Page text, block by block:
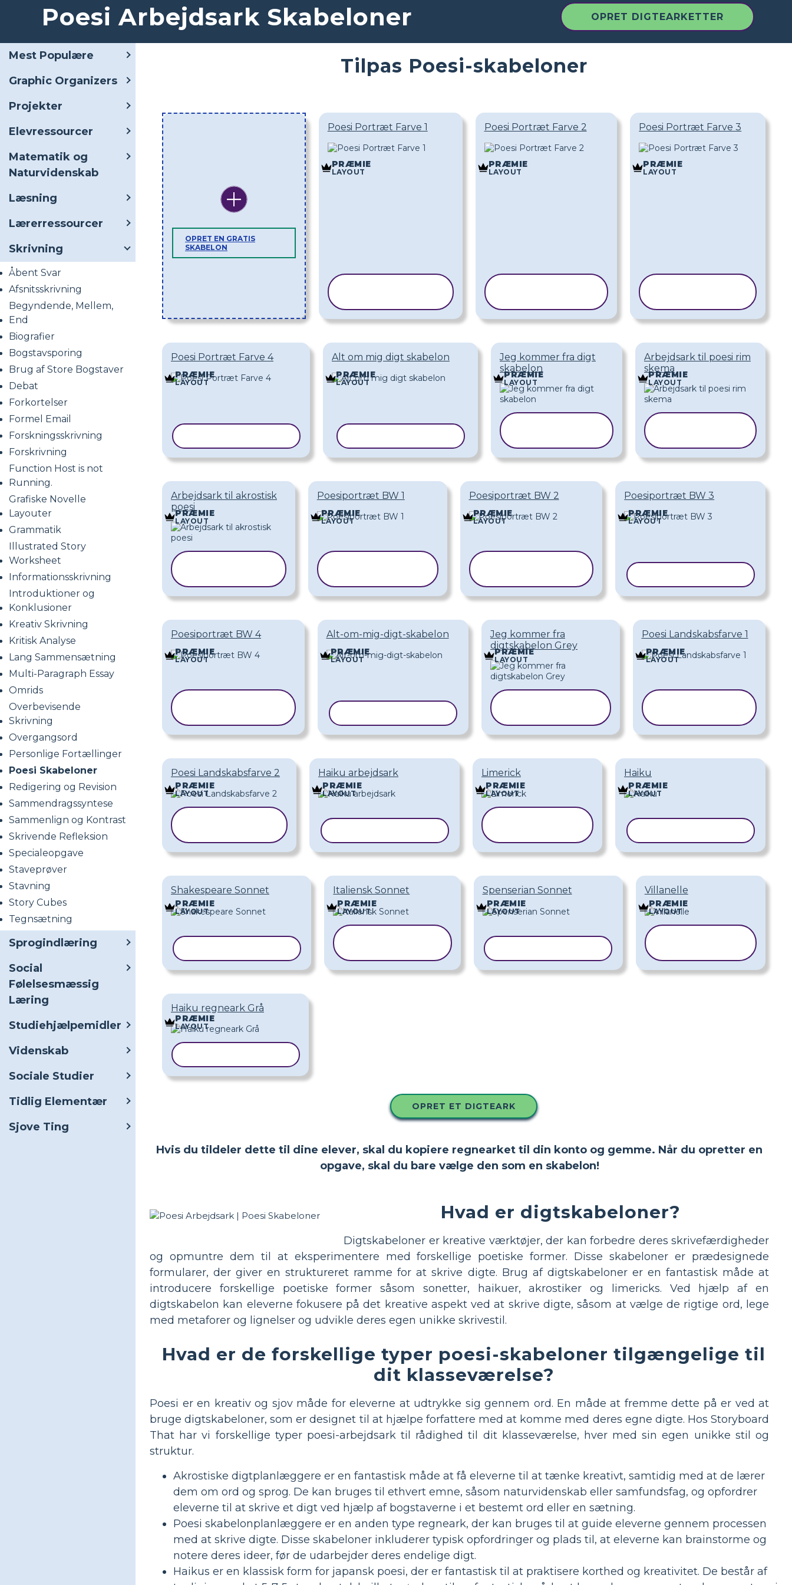
Poesi Arbejdsark Skabeloner OPRET DIGTEARKETTER
Mest Populære
Graphic Organizers
Projekter
Elevressourcer
Matematik og
Naturvidenskab
Læsning
Lærerressourcer
Skrivning
Åbent Svar
Afsnitsskrivning
Begyndende, Mellem,
End
Biografier
Bogstavsporing
Brug af Store Bogstaver
Debat
Forkortelser
Formel Email
Forskningsskrivning
Forskrivning
Function Host is not
Running.
Grafiske Novelle
Layouter
Grammatik
Illustrated Story
Worksheet
Informationsskrivning
Introduktioner og
Konklusioner
Kreativ Skrivning
Kritisk Analyse
Lang Sammensætning
Multi-Paragraph Essay
Omrids
Overbevisende
Skrivning
Overgangsord
Personlige Fortællinger
Poesi Skabeloner
Redigering og Revision
Sammendragssyntese
Sammenlign og Kontrast
Skrivende Refleksion
Specialeopgave
Staveprøver
Stavning
Story Cubes
Tegnsætning
Sprogindlæring
Social
Følelsesmæssig
Læring
Studiehjælpemidler
Videnskab
Sociale Studier
Tidlig Elementær
Sjove Ting
Tilpas Poesi-skabeloner
OPRET EN GRATIS
SKABELON
Poesi Portræt Farve 1
PRÆMIE
LAYOUT
Poesi Portræt Farve 2
PRÆMIE
LAYOUT
Poesi Portræt Farve 3
PRÆMIE
LAYOUT
Poesi Portræt Farve 4
PRÆMIE
LAYOUT
Alt om mig digt skabelon
PRÆMIE
LAYOUT
Jeg kommer fra digt
skabelon
PRÆMIE
LAYOUT
Arbejdsark til poesi rim
skema
PRÆMIE
LAYOUT
Arbejdsark til akrostisk
poesi
PRÆMIE
LAYOUT
Poesiportræt BW 1
PRÆMIE
LAYOUT
Poesiportræt BW 2
PRÆMIE
LAYOUT
Poesiportræt BW 3
PRÆMIE
LAYOUT
Poesiportræt BW 4
PRÆMIE
LAYOUT
Alt-om-mig-digt-skabelon
PRÆMIE
LAYOUT
Jeg kommer fra
digtskabelon Grey
PRÆMIE
LAYOUT
Poesi Landskabsfarve 1
PRÆMIE
LAYOUT
Poesi Landskabsfarve 2
PRÆMIE
LAYOUT
Haiku arbejdsark
PRÆMIE
LAYOUT
Limerick
PRÆMIE
LAYOUT
Haiku
PRÆMIE
LAYOUT
Shakespeare Sonnet
PRÆMIE
LAYOUT
Italiensk Sonnet
PRÆMIE
LAYOUT
Spenserian Sonnet
PRÆMIE
LAYOUT
Villanelle
PRÆMIE
LAYOUT
Haiku regneark Grå
PRÆMIE
LAYOUT
OPRET ET DIGTEARK
Hvis du tildeler dette til dine elever, skal du kopiere regnearket til din konto og gemme. Når du opretter en
opgave, skal du bare vælge den som en skabelon!
Hvad er digtskabeloner?
Digtskabeloner er kreative værktøjer, der kan forbedre deres skrivefærdigheder
og opmuntre dem til at eksperimentere med forskellige poetiske former. Disse skabeloner er prædesignede
formularer, der giver en struktureret ramme for at skrive digte. Brug af digtskabeloner er en fantastisk måde at
introducere forskellige poetiske former såsom sonetter, haikuer, akrostiker og limericks. Ved hjælp af en
digtskabelon kan eleverne fokusere på det kreative aspekt ved at skrive digte, såsom at vælge de rigtige ord, lege
med metaforer og lignelser og udvikle deres egen unikke skrivestil.
Hvad er de forskellige typer poesi-skabeloner tilgængelige til
dit klasseværelse?
Poesi er en kreativ og sjov måde for eleverne at udtrykke sig gennem ord. En måde at fremme dette på er ved at
bruge digtskabeloner, som er designet til at hjælpe forfattere med at komme med deres egne digte. Hos Storyboard
That har vi forskellige typer poesi-arbejdsark til rådighed til dit klasseværelse, hver med sin egen unikke stil og
struktur.
Akrostiske digtplanlæggere er en fantastisk måde at få eleverne til at tænke kreativt, samtidig med at de lærer
dem om ord og sprog. De kan bruges til ethvert emne, såsom naturvidenskab eller samfundsfag, og opfordrer
eleverne til at skrive et digt ved hjælp af bogstaverne i et bestemt ord eller en sætning.
Poesi skabelonplanlæggere er en anden type regneark, der kan bruges til at guide eleverne gennem processen
med at skrive digte. Disse skabeloner inkluderer typisk opfordringer og plads til, at eleverne kan brainstorme og
notere deres ideer, før de udarbejder deres endelige digt.
Haikus er en klassisk form for japansk poesi, der er fantastisk til at praktisere korthed og kreativitet. De består af